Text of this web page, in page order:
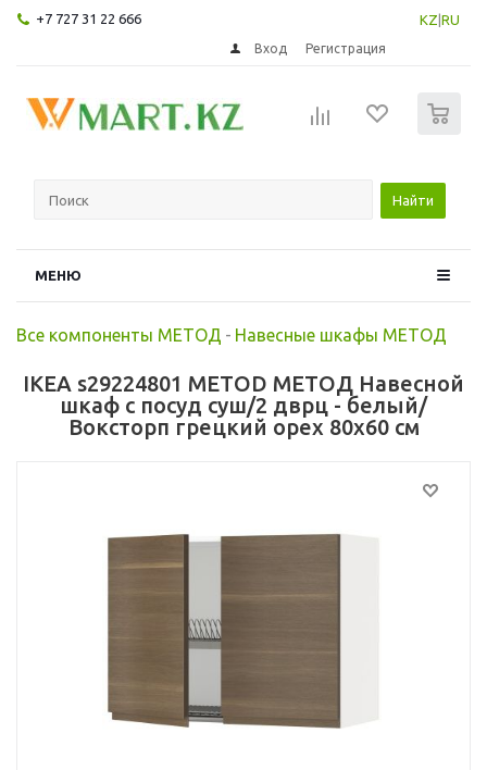
+7 727 31 22 666 KZ RU
Вход Регистрация
Найти
МЕНЮ
Все компоненты МЕТОД - Навесные шкафы МЕТОД
IKEA s29224801 METOD МЕТОД Навесной
шкаф с посуд суш/2 дврц - белый/
Воксторп грецкий орех 80x60 см